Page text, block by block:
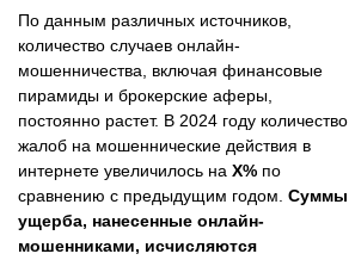
По данным различных источников,
количество случаев онлайн-
мошенничества, включая финансовые
пирамиды и брокерские аферы,
постоянно растет. В 2024 году количество
жалоб на мошеннические действия в
интернете увеличилось на Х% по
сравнению с предыдущим годом. Суммы
ущерба, нанесенные онлайн-
мошенниками, исчисляются